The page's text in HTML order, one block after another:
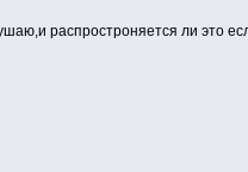
распростроняется ли это